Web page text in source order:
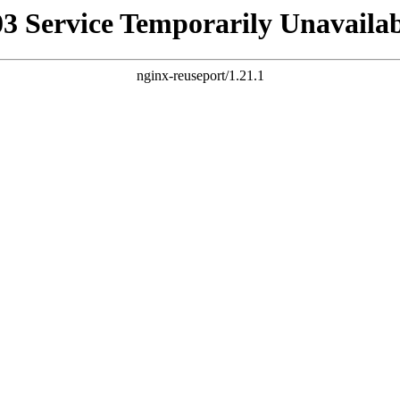
Service Temporarily
nginx-reuseport/1.21.1